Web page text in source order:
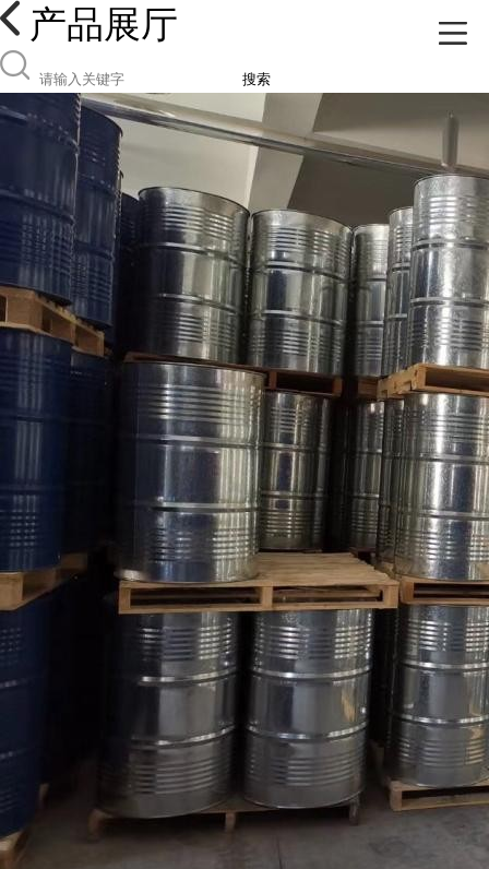
产品展厅
搜索